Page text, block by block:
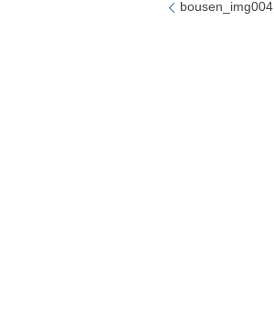
bousen_img004